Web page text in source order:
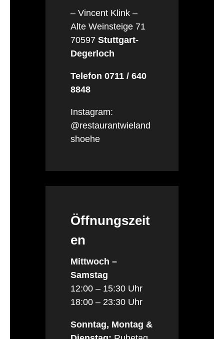
– Vincent Klink –
Alte Weinsteige 71
70597 Stuttgart-
Degerloch
Telefon 0711 / 640
8848
Instagram:
@restaurantwieland
shoehe
Öffnungszeit
en
Mittwoch –
Samstag
12:00 – 15:30 Uhr
18:00 – 23:30 Uhr
Sonntag, Montag &